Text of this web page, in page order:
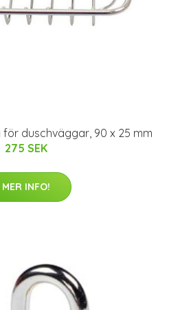
för duschväggar, 90 x 25 mm
275 SEK
MER INFO!